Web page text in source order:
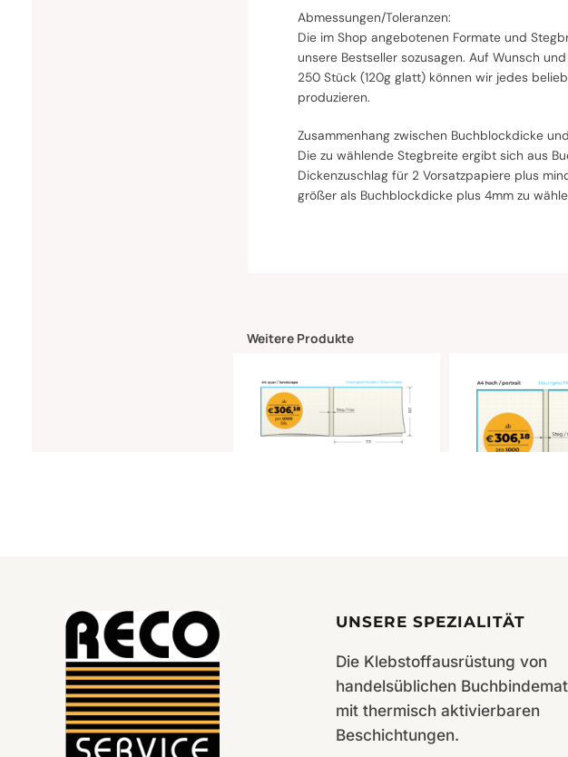
Abmessungen/Toleranzen:
Die im Shop angebotenen Formate und
unsere Bestseller sozusagen. Auf Wunsch
250 Stück (120g glatt) können wir jedes
produzieren.
Zusammenhang zwischen Buchblockdicke
Die zu wählende Stegbreite ergibt sich aus
Dickenzuschlag für 2 Vorsatzpapiere plus
größer als Buchblockdicke plus 4mm zu
Weitere Produkte
UNSERE SPEZIALITÄT
Die Klebstoffausrüstung von
handelsüblichen
mit thermisch aktivierbaren
Beschichtungen.